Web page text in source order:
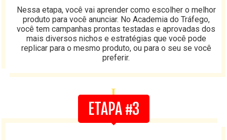
Nessa etapa, você vai aprender como escolher o melhor
produto para você anunciar. No Academia do Tráfego,
você tem campanhas prontas testadas e aprovadas dos
mais diversos nichos e estratégias que você pode
replicar para o mesmo produto, ou para o seu se você
preferir.
I
ETAPA #3